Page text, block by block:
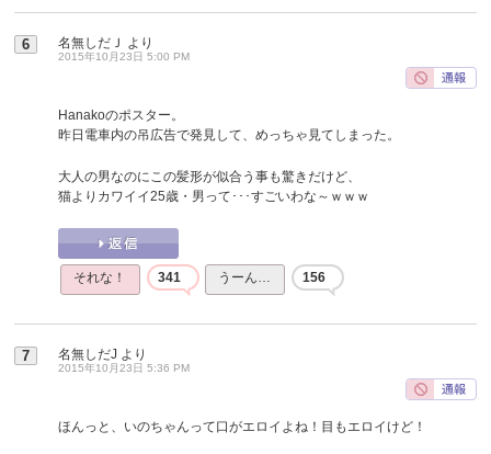
6 名無しだＪ より
2015年10月23日 5:00 PM
Hanakoのポスター。
昨日電車内の吊広告で発見して、めっちゃ見てしまった。
大人の男なのにこの髪形が似合う事も驚きだけど、
猫よりカワイイ25歳・男って･･･すごいわな～ｗｗｗ
それな！ 341 うーん… 156
7 名無しだJ より
2015年10月23日 5:36 PM
ほんっと、いのちゃんって口がエロイよね！目もエロイけど！